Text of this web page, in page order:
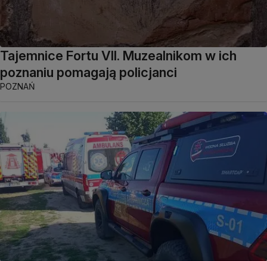
Tajemnice Fortu VII. Muzealnikom w ich
poznaniu pomagają policjanci
POZNAŃ